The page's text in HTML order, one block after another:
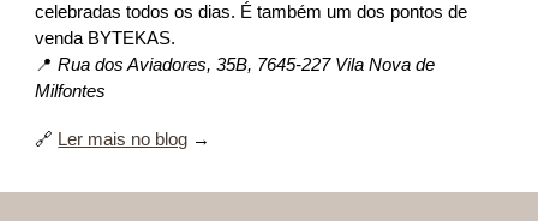
celebradas todos os dias. É também um dos pontos de
venda BYTEKAS.
📍Rua dos Aviadores, 35B, 7645-227 Vila Nova de
Milfontes
🔗 Ler mais no blog →